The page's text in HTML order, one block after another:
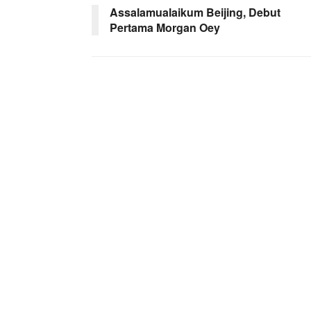
Assalamualaikum Beijing, Debut
Pertama Morgan Oey